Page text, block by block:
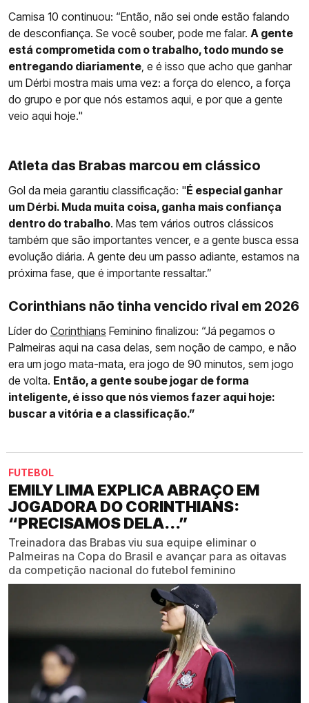
Camisa 10 continuou: “Então, não sei onde estão falando
de desconfiança. Se você souber, pode me falar. A gente
está comprometida com o trabalho, todo mundo se
entregando diariamente, e é isso que acho que ganhar
um Dérbi mostra mais uma vez: a força do elenco, a força
do grupo e por que nós estamos aqui, e por que a gente
veio aqui hoje."
Atleta das Brabas marcou em clássico
Gol da meia garantiu classificação: "É especial ganhar
um Dérbi. Muda muita coisa, ganha mais confiança
dentro do trabalho. Mas tem vários outros clássicos
também que são importantes vencer, e a gente busca essa
evolução diária. A gente deu um passo adiante, estamos na
próxima fase, que é importante ressaltar.”
Corinthians não tinha vencido rival em 2026
Líder do Corinthians Feminino finalizou: “Já pegamos o
Palmeiras aqui na casa delas, sem noção de campo, e não
era um jogo mata-mata, era jogo de 90 minutos, sem jogo
de volta. Então, a gente soube jogar de forma
inteligente, é isso que nós viemos fazer aqui hoje:
buscar a vitória e a classificação.”
FUTEBOL
EMILY LIMA EXPLICA ABRAÇO EM
JOGADORA DO CORINTHIANS:
“PRECISAMOS DELA...”
Treinadora das Brabas viu sua equipe eliminar o
Palmeiras na Copa do Brasil e avançar para as oitavas
da competição nacional do futebol feminino